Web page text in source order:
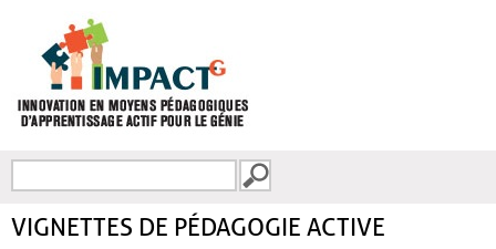
FORMULAIRE DE
VIGNETTES DE PÉDAGOGIE ACTIVE